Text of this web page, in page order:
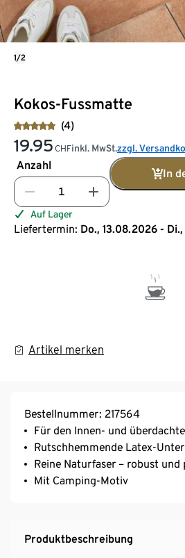
Kokos-Fussmatte
(4)
19.95 CHFinkl. MwSt.zzgl.
Anzahl
In
Auf Lager
Liefertermin: Do., 13.08.2026 -
Artikel merken
1/2
Bestellnummer: 217564
Für den Innen- und
Rutschhemmende Latex-
Reine Naturfaser – robust
Mit Camping-Motiv
Produktbeschreibung